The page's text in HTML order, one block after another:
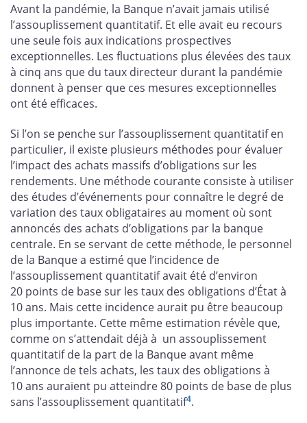
Avant la pandémie, la Banque n’avait jamais utilisé
l’assouplissement quantitatif. Et elle avait eu recours
une seule fois aux indications prospectives
exceptionnelles. Les fluctuations plus élevées des taux
à cinq ans que du taux directeur durant la pandémie
donnent à penser que ces mesures exceptionnelles
ont été efficaces.
Si l’on se penche sur l’assouplissement quantitatif en
particulier, il existe plusieurs méthodes pour évaluer
l’impact des achats massifs d’obligations sur les
rendements. Une méthode courante consiste à utiliser
des études d’événements pour connaître le degré de
variation des taux obligataires au moment où sont
annoncés des achats d’obligations par la banque
centrale. En se servant de cette méthode, le personnel
de la Banque a estimé que l’incidence de
l’assouplissement quantitatif avait été d’environ
20 points de base sur les taux des obligations d’État à
10 ans. Mais cette incidence aurait pu être beaucoup
plus importante. Cette même estimation révèle que,
comme on s’attendait déjà à un assouplissement
quantitatif de la part de la Banque avant même
l’annonce de tels achats, les taux des obligations à
10 ans auraient pu atteindre 80 points de base de plus
sans l’assouplissement quantitatif4.